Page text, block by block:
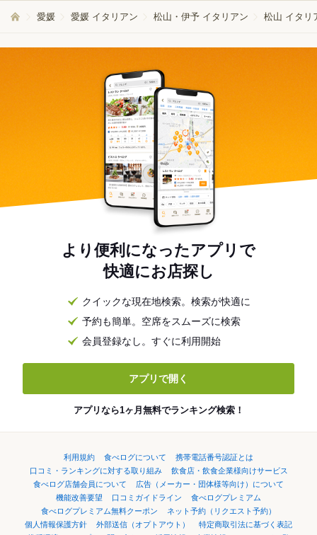
愛媛 愛媛 イタリアン 松山・伊予 イタリアン 松山 イタリ
より便利になったアプリで
快適にお店探し
クイックな現在地検索。検索が快適に
予約も簡単。空席をスムーズに検索
会員登録なし。すぐに利用開始
アプリで開く
アプリなら1ヶ月無料でランキング検索！
利用規約 食べログについて
携帯電話番号認証とは
口コミ・ランキングに対する取り組み
飲食店・飲食企業様向けサービス
食べログ店舗会員について
広告（メーカー・団体様等向け）について
機能改善要望
口コミガイドライン
食べログプレミアム
食べログプレミアム無料クーポン
ネット予約（リクエスト予約）
個人情報保護方針
外部送信（オプトアウト）
特定商取引法に基づく表記